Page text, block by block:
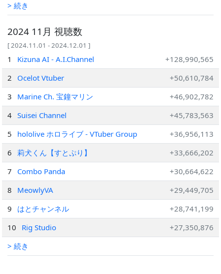
> 続き
2024 11月 視聴数
[ 2024.11.01 - 2024.12.01 ]
1 Kizuna AI - A.I.Channel
+128,990,565
2
Ocelot Vtuber
+50,610,784
3
Marine Ch. 宝鐘マリン
+46,902,782
4 Suisei Channel
+45,783,563
5
hololive ホロライブ - VTuber Group
+36,956,113
6
莉犬くん【すとぷり】
+33,666,202
7
Combo Panda
+30,664,622
8
MeowlyVA
+29,449,705
9
はとチャンネル
+28,741,199
10
Rig Studio
+27,350,876
> 続き